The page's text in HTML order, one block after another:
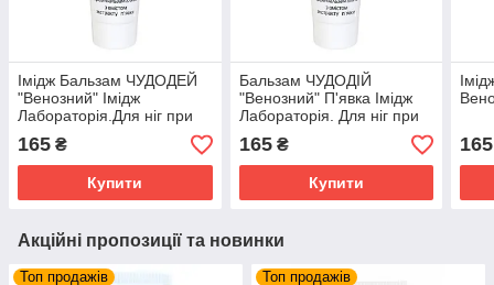
Імідж Бальзам ЧУДОДЕЙ
"Венозний" Імідж
Лабораторія.Для ніг при
венозній недостатності.
165 ₴
Купити
Бальзам ЧУДОДІЙ
"Венозний" П'явка Імідж
Лабораторія. Для ніг при
венозній недостатності
165₴
Купити
165
Акційні пропозиції та новинки
Топ продажів Топ продажів